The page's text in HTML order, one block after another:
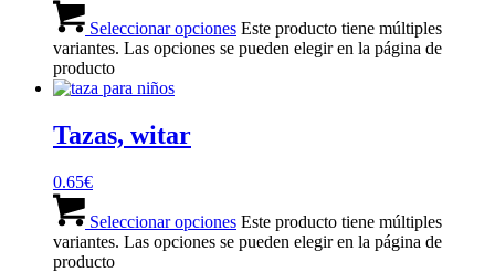
Seleccionar opciones Este producto tiene múltiples
variantes. Las opciones se pueden elegir en la página de
producto
Tazas, witar
0.65€
Seleccionar opciones Este producto tiene múltiples
variantes. Las opciones se pueden elegir en la página de
producto